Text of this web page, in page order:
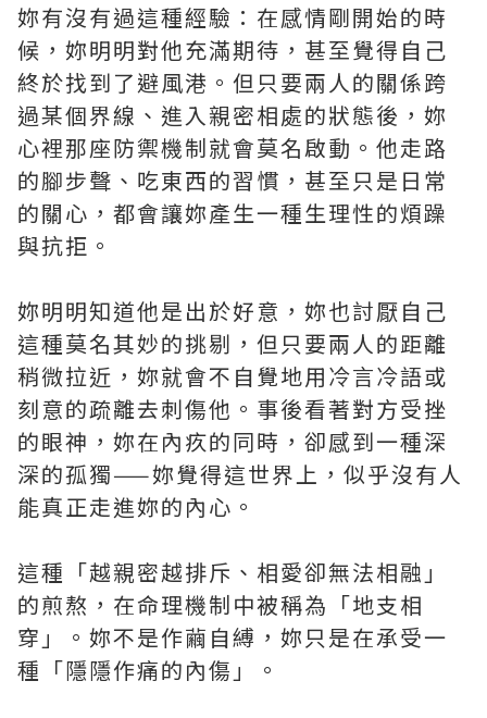
妳有沒有過這種經驗：在感情剛開始的時
候，妳明明對他充滿期待，甚至覺得自己
終於找到了避風港。但只要兩人的關係跨
過某個界線、進入親密相處的狀態後，妳
心裡那座防禦機制就會莫名啟動。他走路
的腳步聲、吃東西的習慣，甚至只是日常
的關心，都會讓妳產生一種生理性的煩躁
與抗拒。
妳明明知道他是出於好意，妳也討厭自己
這種莫名其妙的挑剔，但只要兩人的距離
稍微拉近，妳就會不自覺地用冷言冷語或
刻意的疏離去刺傷他。事後看著對方受挫
的眼神，妳在內疚的同時，卻感到一種深
深的孤獨——妳覺得這世界上，似乎沒有人
能真正走進妳的內心。
這種「越親密越排斥、相愛卻無法相融」
的煎熬，在命理機制中被稱為「地支相
穿」。妳不是作繭自縛，妳只是在承受一
種「隱隱作痛的內傷」。